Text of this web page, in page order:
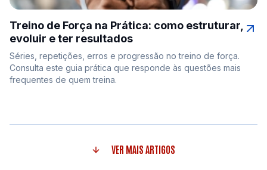
Treino de Força na Prática: como estruturar,
evoluir e ter resultados
Séries, repetições, erros e progressão no treino de força.
Consulta este guia prática que responde às questões mais
frequentes de quem treina.
VER MAIS ARTIGOS